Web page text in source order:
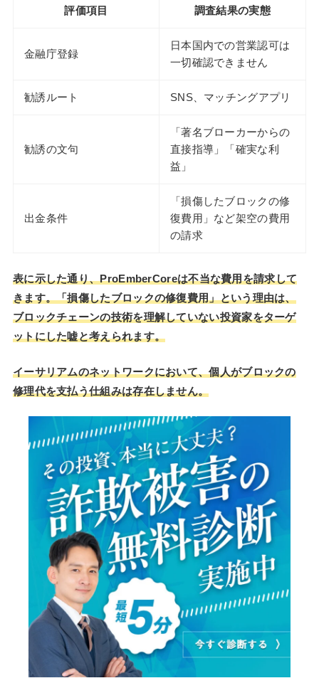
評価項目 調査結果の実態
金融庁登録
日本国内での営業認可は
一切確認できません
勧誘ルート SNS、マッチングアプリ
勧誘の文句
「著名ブローカーからの
直接指導」「確実な利
益」
出金条件
「損傷したブロックの修
復費用」など架空の費用
の請求
表に示した通り、ProEmberCoreは不当な費用を請求して
きます。「損傷したブロックの修復費用」という理由は、
ブロックチェーンの技術を理解していない投資家をターゲ
ットにした嘘と考えられます。
イーサリアムのネットワークにおいて、個人がブロックの
修理代を支払う仕組みは存在しません。